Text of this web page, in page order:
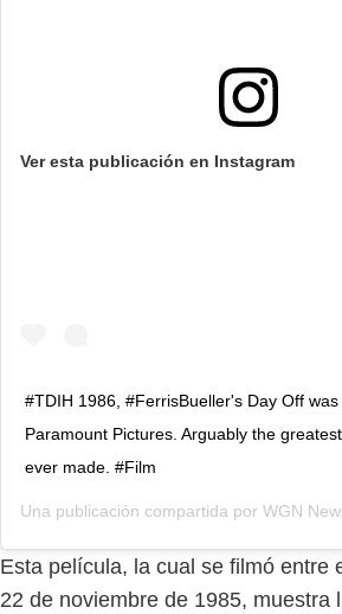
Ver esta publicación en Instagram
#TDIH 1986, #FerrisBueller's Day Off
Paramount Pictures. Arguably the
ever made. #Film
Una publicación compartida por WGN
Esta película, la cual se filmó entre
22 de noviembre de 1985, muestra